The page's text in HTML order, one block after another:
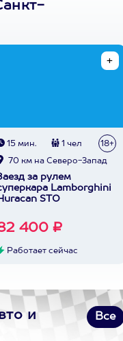
15 мин. 1 чел 18+
70 км на Северо-Запад
за рулем
Lamborghini
STO
400 ₽
Работает сейчас
и
Все